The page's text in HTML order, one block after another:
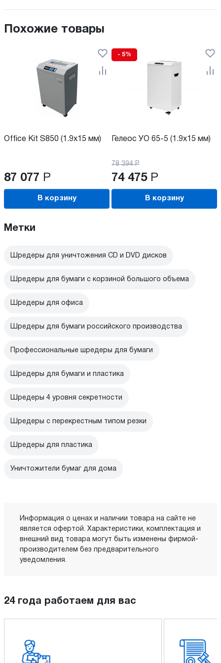
Похожие товары
Office Kit S850 (1.9x15 мм)
87 077 Р
В корзину
- 5%
Гелеос УО 65-5 (1.9x15 мм)
78 394 Р
74 475 Р
В корзину
Метки
Шредеры для уничтожения CD и DVD дисков
Шредеры для бумаги с корзиной большого объема
Шредеры для офиса
Шредеры для бумаги российского производства
Профессиональные шредеры для бумаги
Шредеры для бумаги и пластика
Шредеры 4 уровня секретности
Шредеры с перекрестным типом резки
Шредеры для пластика
Уничтожители бумаг для дома
Информация о ценах и наличии товара на сайте не
является офертой. Характеристики, комплектация и
внешний вид товара могут быть изменены фирмой-
производителем без предварительного
уведомления.
24 года работаем для вас